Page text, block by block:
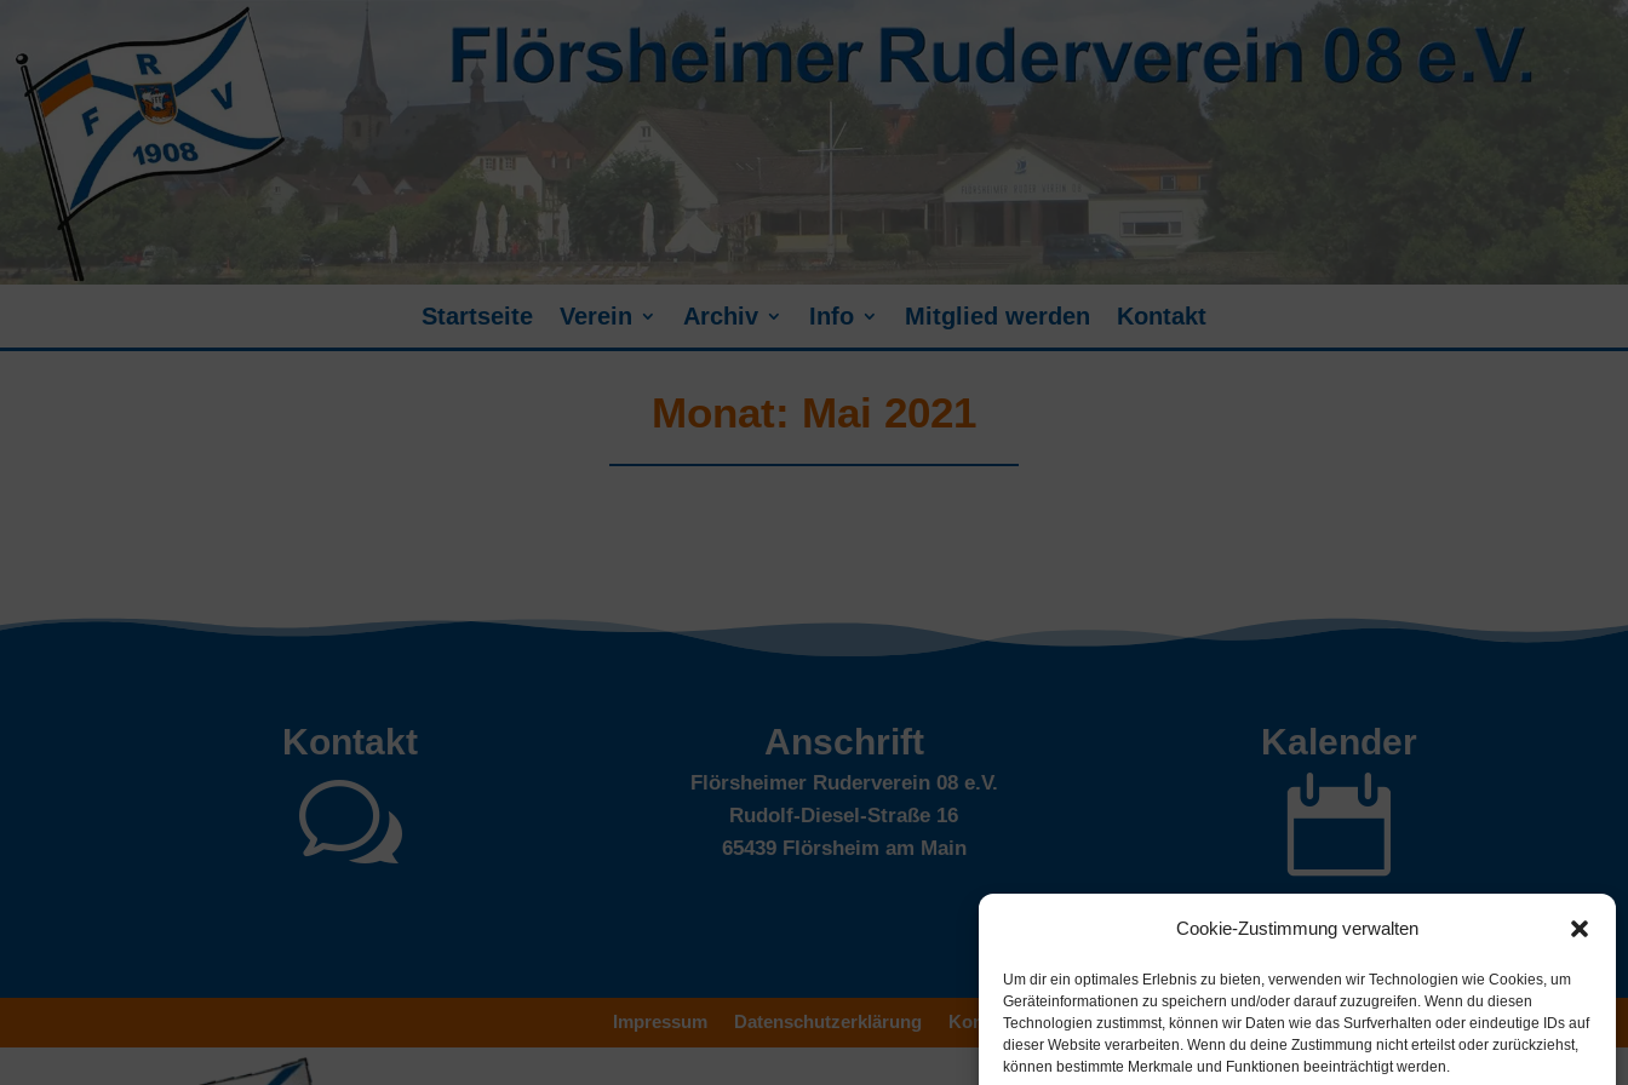
Cookie-Zustimmung verwalten
Um dir ein optimales Erlebnis zu bieten, verwenden wir Technologien wie Cookies, um
Geräteinformationen zu speichern und/oder darauf zuzugreifen. Wenn du diesen
Technologien zustimmst, können wir Daten wie das Surfverhalten oder eindeutige IDs auf
dieser Website verarbeiten. Wenn du deine Zustimmung nicht erteilst oder zurückziehst,
können bestimmte Merkmale und Funktionen beeinträchtigt werden.
Startseite Verein Archiv Info Mitglied werden Kontakt
Monat: Mai 2021
Kontakt
w
Anschrift
Flörsheimer Ruderverein 08 e.V.
Rudolf-Diesel-Straße 16
65439 Flörsheim am Main
Kalender

Impressum Datenschutzerklärung Kontakt